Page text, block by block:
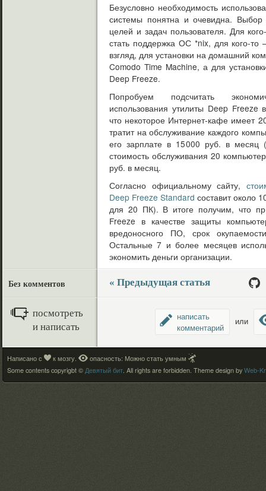
Безусловно необходимость
системы понятна и очевидна. Выбор
целей и задач пользователя. Для
стать поддержка ОС *nix, для кого-то
взгляд, для установки на домашний
Comodo Time Machine, а для
Deep Freeze.
Попробуем подсчитать
использования утилиты Deep
что некоторое Интернет-кафе имеет
тратит на обслуживание каждого
его зарплате в 15000 руб. в месяц
стоимость обслуживания 20
руб. в месяц.
Согласно официальному сайту,
Deep Freeze Standard составит около
для 20 ПК). В итоге получим, что
Freeze в качестве защиты
вредоносного ПО, срок
Остальные 7 и более месяцев
экономить деньги организации.
« Предыдущая статья
Без комментов
посмотреть
и написать
написать
комментарий
или
Написано с к мозгу.
опасность: Можно стать умным
Some contents copyrigbt © Девятый бит. All rights are forbidden. Theme design by Web-